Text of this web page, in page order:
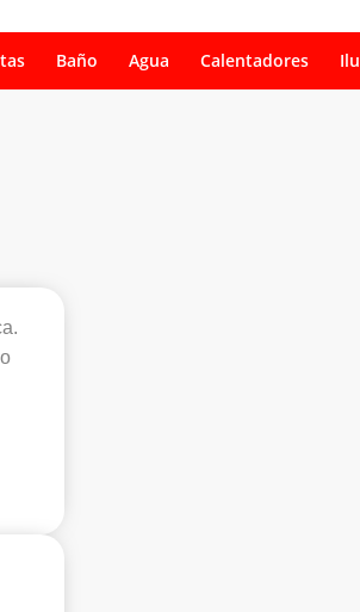
Baño Agua Calentadores